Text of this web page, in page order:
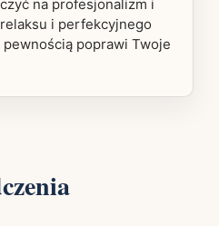
na profesjonalizm i
i perfekcyjnego
poprawi Twoje